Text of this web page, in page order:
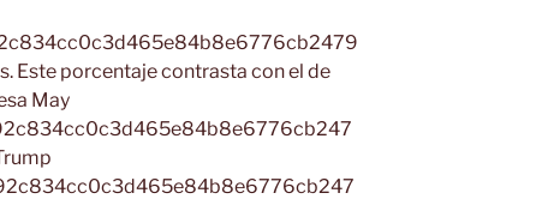
Este porcentaje contrasta con el de
May